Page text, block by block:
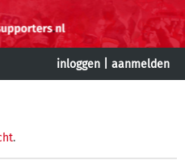
inloggen aanmelden
.